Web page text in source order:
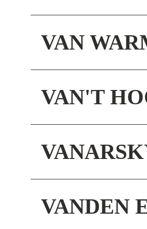
VAN
VAN'T
VANDEN